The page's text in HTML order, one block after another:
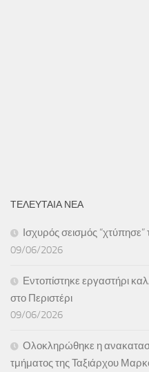
ΤΕΛΕΥΤΑΙΑ ΝΕΑ
Ισχυρός σεισμός
09/06/2026
Εντοπίστηκε εργαστήρι
στο Περιστέρι
09/06/2026
Ολοκληρώθηκε η
τμήματος της Ταξιάρχου